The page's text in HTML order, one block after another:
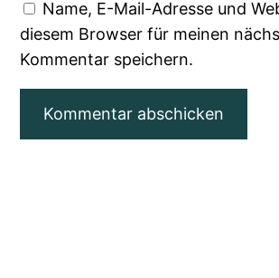
Name, E-Mail-Adresse und
diesem Browser für meinen
Kommentar speichern.